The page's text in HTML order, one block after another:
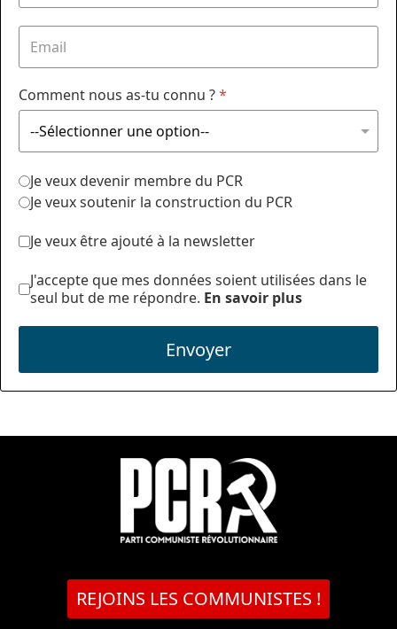
Comment nous as-tu connu ?*
Je veux devenir membre du PCR
Je veux soutenir la construction du PCR
Je veux être ajouté à la newsletter
J'accepte que mes données soient utilisées dans le
seul but de me répondre. En savoir plus
Envoyer
REJOINS LES COMMUNISTES !